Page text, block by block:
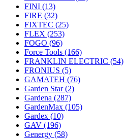
FINI (13)
FIRE (32)
FIXTEC (25)
FLEX (253)
FOGO (96)
Force Tools (166)
FRANKLIN ELECTRIC (54)
FRONIUS (5)
GAMATEH (76)
Garden Star(2)
Gardena (287)
GardenMax (105)
Gardex (10)
GAV (196)
Genergy (58)